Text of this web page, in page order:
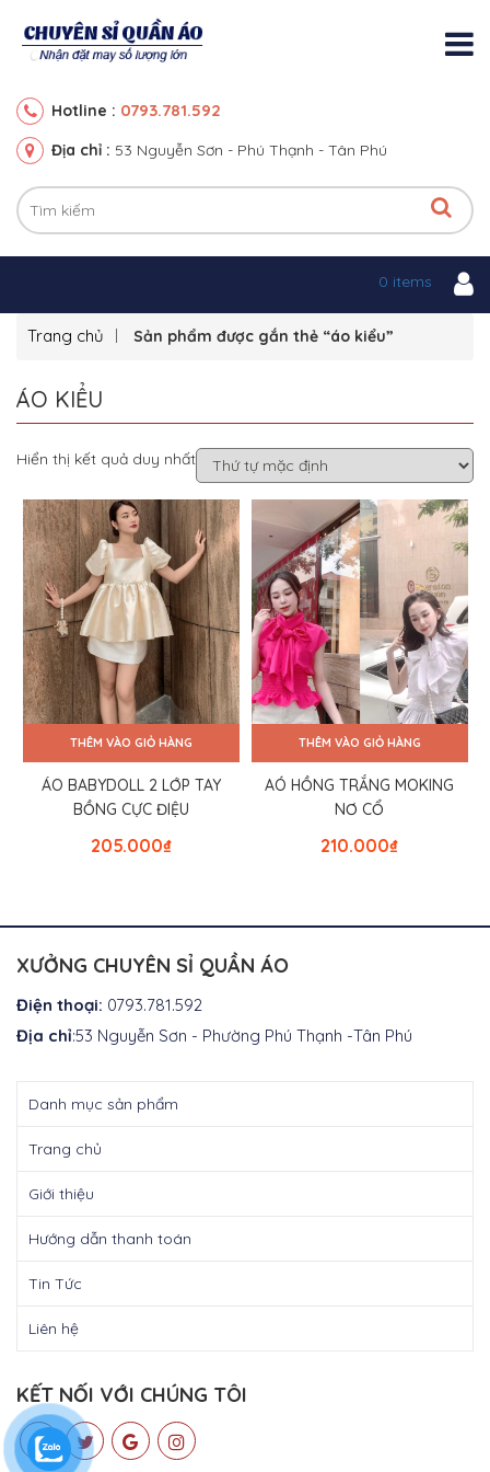
Hotline : 0793.781.592
Địa chỉ : 53 Nguyễn Sơn - Phú Thạnh - Tân Phú
0 items
Trang chủ Sản phẩm được gắn thẻ “áo kiểu”
ÁO KIỂU
Hiển thị kết quả duy nhất
THÊM VÀO GIỎ HÀNG
ÁO BABYDOLL 2 LỚP TAY
BỒNG CỰC ĐIỆU
₫
205.000
THÊM VÀO GIỎ HÀNG
AÓ HỒNG TRẮNG MOKING
NƠ CỔ
₫
210.000
XƯỞNG CHUYÊN SỈ QUẦN ÁO
Điện thoại: 0793.781.592
Địa chỉ:53 Nguyễn Sơn - Phường Phú Thạnh -Tân Phú
Danh mục sản phẩm
Trang chủ
Giới thiệu
Hướng dẫn thanh toán
Tin Tức
Liên hệ
KẾT NỐI VỚI CHÚNG TÔI